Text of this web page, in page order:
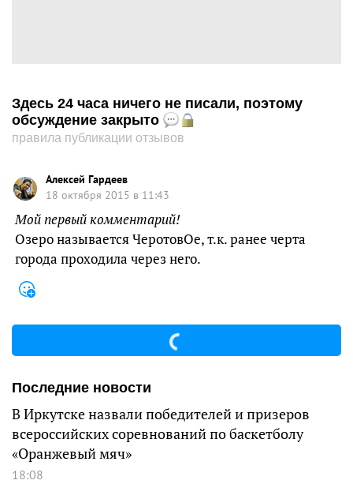
Здесь 24 часа ничего не писали, поэтому
обсуждение закрыто
правила публикации отзывов
Алексей Гaрдеев
18 октября 2015 в 11:43
Мой первый комментарий!
Озеро называется ЧеротовОе, т.к. ранее черта
города проходила через него.
Последние новости
В Иркутске назвали победителей и призеров
всероссийских соревнований по баскетболу
«Оранжевый мяч»
18:08